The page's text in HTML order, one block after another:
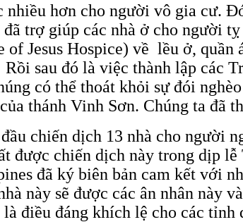
nhiều hơn cho người vô gia cư.
trợ giúp các nhà ở cho người
of Jesus Hospice) về lều ở,
sau đó là việc thành lập các
có thể thoát khỏi sự đói
thánh Vinh Sơn. Chúng ta đã
chiến dịch 13 nhà cho người
được chiến dịch này trong dịp
đã ký biên bản cam kết với
này sẽ được các ân nhân này
điều đáng khích lệ cho các tỉnh